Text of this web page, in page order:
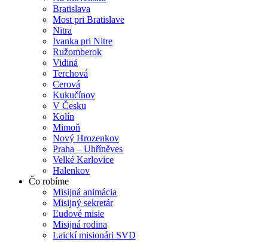
Bratislava
Most pri Bratislave
Nitra
Ivanka pri Nitre
Ružomberok
Vidiná
Terchová
Cerová
Kukučínov
V Česku
Kolín
Mimoň
Nový Hrozenkov
Praha – Uhříněves
Velké Karlovice
Halenkov
Čo robíme
Misijná animácia
Misijný sekretár
Ľudové misie
Misijná rodina
Laickí misionári SVD